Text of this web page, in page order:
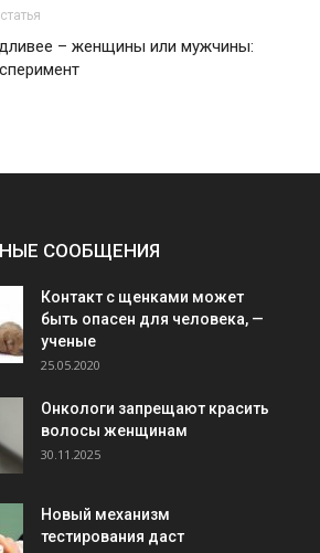
– женщины или мужчины:
СООБЩЕНИЯ
Контакт с щенками может
быть опасен для человека, —
ученые
25.05.2020
Онкологи запрещают красить
волосы женщинам
30.11.2025
Новый механизм
тестирования даст